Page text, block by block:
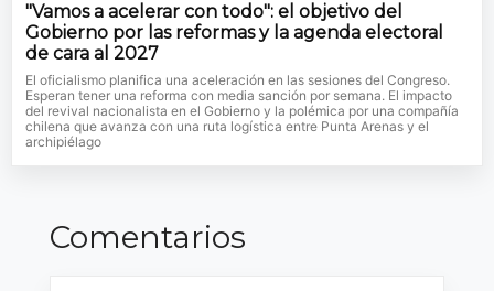
"Vamos a acelerar con todo": el objetivo del
Gobierno por las reformas y la agenda electoral
de cara al 2027
El oficialismo planifica una aceleración en las sesiones del Congreso.
Esperan tener una reforma con media sanción por semana. El impacto
del revival nacionalista en el Gobierno y la polémica por una compañía
chilena que avanza con una ruta logística entre Punta Arenas y el
archipiélago
Comentarios